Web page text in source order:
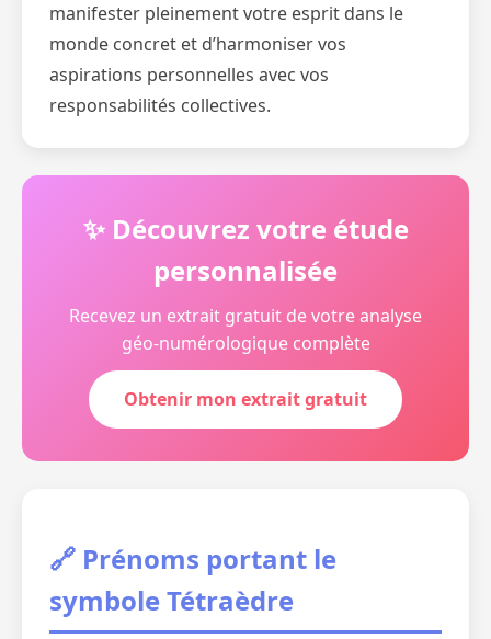
manifester pleinement votre esprit dans le
monde concret et d’harmoniser vos
aspirations personnelles avec vos
responsabilités collectives.
✨ Découvrez votre étude
personnalisée
Recevez un extrait gratuit de votre analyse
géo-numérologique complète
Obtenir mon extrait gratuit
🔗 Prénoms portant le
symbole Tétraèdre